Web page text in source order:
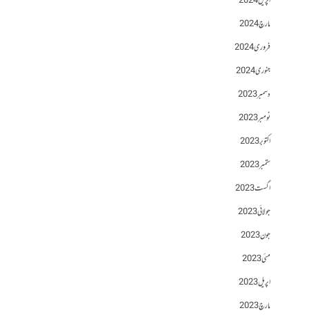
مارچ 2024
فروری 2024
جنوری 2024
دسمبر 2023
نومبر 2023
اکتوبر 2023
ستمبر 2023
اگست 2023
جولائی 2023
جون 2023
مئی 2023
اپریل 2023
مارچ 2023